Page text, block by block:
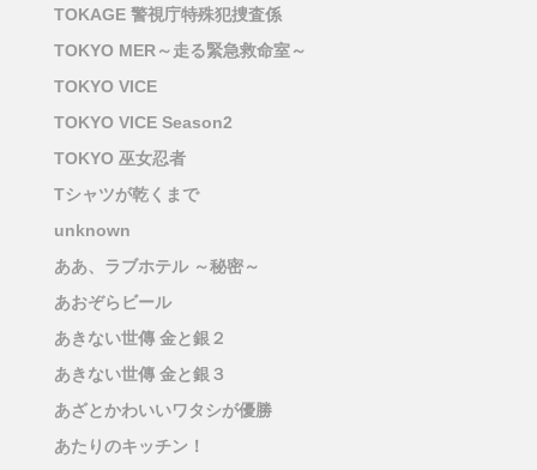
TOKAGE 警視庁特殊犯捜査係
TOKYO MER～走る緊急救命室～
TOKYO VICE
TOKYO VICE Season2
TOKYO 巫女忍者
Tシャツが乾くまで
unknown
ああ、ラブホテル ～秘密～
あおぞらビール
あきない世傳 金と銀２
あきない世傳 金と銀３
あざとかわいいワタシが優勝
あたりのキッチン！